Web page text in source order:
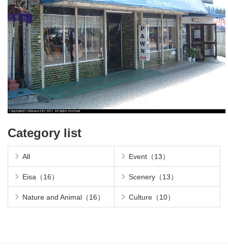
Category list
All Event（13）
Eisa（16） Scenery（13）
Nature and Animal（16） Culture（10）